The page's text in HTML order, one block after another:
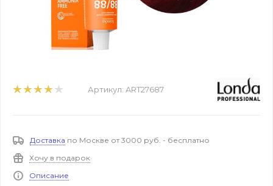
Артикул: ART27687
Доставка по Москве от 3000 руб. - бесплатно
Хочу в подарок
Описание